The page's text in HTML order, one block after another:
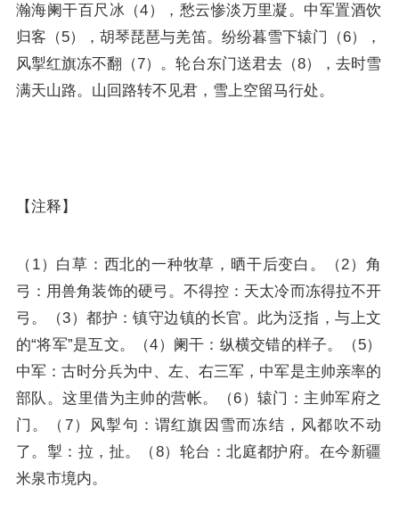
瀚海阑干百尺冰（4），愁云惨淡万里凝。中军置酒饮
归客（5），胡琴琵琶与羌笛。纷纷暮雪下辕门（6），
风掣红旗冻不翻（7）。轮台东门送君去（8），去时雪
满天山路。山回路转不见君，雪上空留马行处。
【注释】
（1）白草：西北的一种牧草，晒干后变白。（2）角
弓：用兽角装饰的硬弓。不得控：天太冷而冻得拉不开
弓。（3）都护：镇守边镇的长官。此为泛指，与上文
的“将军”是互文。（4）阑干：纵横交错的样子。（5）
中军：古时分兵为中、左、右三军，中军是主帅亲率的
部队。这里借为主帅的营帐。（6）辕门：主帅军府之
门。（7）风掣句：谓红旗因雪而冻结，风都吹不动
了。掣：拉，扯。（8）轮台：北庭都护府。在今新疆
米泉市境内。